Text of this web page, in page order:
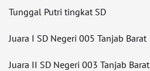
Tunggal Putri tingkat SD
Juara I SD Negeri 005 Tanjab Barat
Juara II SD Negeri 003 Tanjab Barat